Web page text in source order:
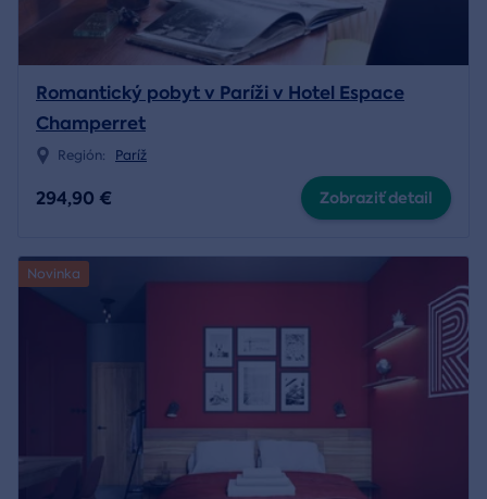
Romantický pobyt v Paríži v Hotel Espace
Champerret
Región: Paríž
294,90 € Zobraziť detail
Novinka